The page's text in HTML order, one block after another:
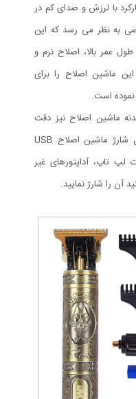
با لرزش و صدای کم در
به نظر می رسد که این
عمر بالا، اصلاح نرم و
ماشین اصلاح را برای
است.
ماشین اصلاح نیز دقت
بالایی صورت پذیرفته است. نوع کابل شارژ ماشین اصلاح USB
لپ تاپ، آداپتورهای غیر
را شارژ نمایید.